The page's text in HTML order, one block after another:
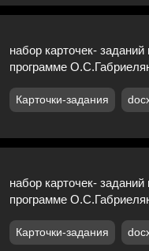
набор карточек-
программе
Карточки-задания
набор карточек-
программе
Карточки-задания